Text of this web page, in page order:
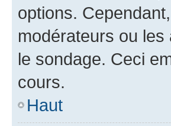
options.
modérateurs ou
le sondage. Ceci
cours.
Haut